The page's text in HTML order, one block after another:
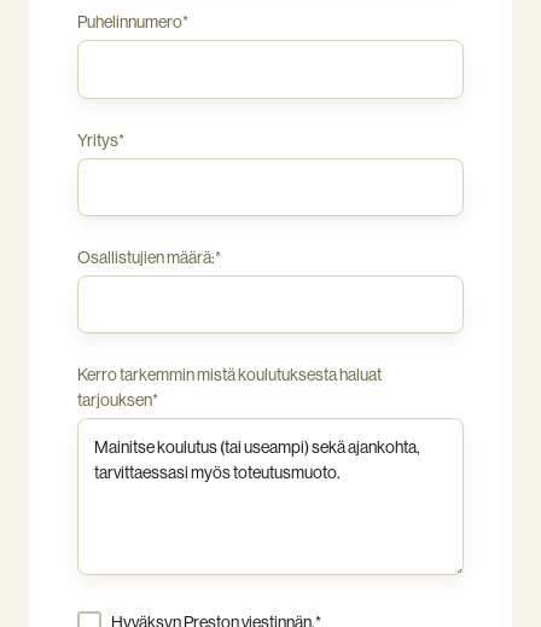
Puhelinnumero*
Yritys*
Osallistujien määrä:*
Kerro tarkemmin mistä koulutuksesta haluat
tarjouksen*
Hyväksyn Preston viestinnän.*